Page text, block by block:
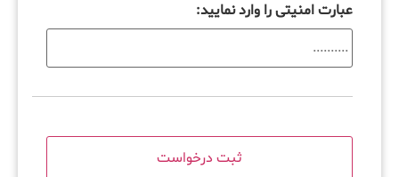
عبارت امنیتی را وارد نمایید: